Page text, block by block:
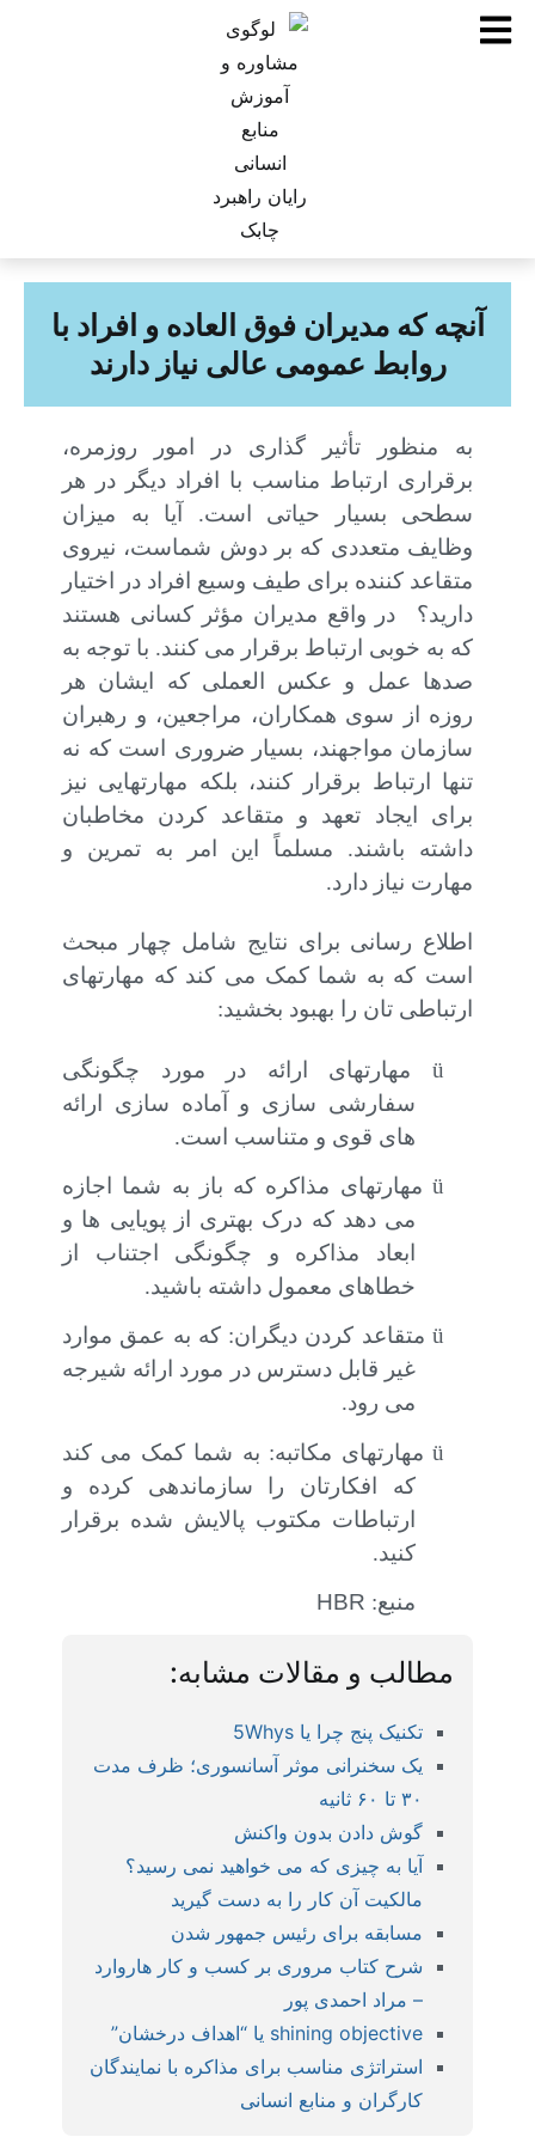
آنچه که مدیران فوق العاده و افراد با
روابط عمومی عالی نیاز دارند
به منظور تأثیر گذاری در امور روزمره،
برقراری ارتباط مناسب با افراد دیگر در هر
سطحی بسیار حیاتی است. آیا به میزان
وظایف متعددی که بر دوش شماست، نیروی
متقاعد کننده برای طیف وسیع افراد در اختیار
دارید؟
در واقع مدیران مؤثر کسانی هستند
که به خوبی ارتباط برقرار می کنند. با توجه به
صدها عمل و عکس العملی که ایشان هر
روزه از سوی همکاران، مراجعین، و رهبران
سازمان مواجهند، بسیار ضروری است که نه
تنها ارتباط برقرار کنند، بلکه مهارتهایی نیز
برای ایجاد تعهد و متقاعد کردن مخاطبان
داشته باشند. مسلماً این امر به تمرین و
مهارت نیاز دارد.
اطلاع رسانی برای نتایج شامل چهار مبحث
است که به شما کمک می کند که مهارتهای
ارتباطی تان را بهبود بخشید:
ü
مهارتهای ارائه در مورد چگونگی
سفارشی سازی و آماده سازی ارائه
های قوی و متناسب است.
ü مهارتهای مذاکره که باز به شما اجازه
می دهد که درک بهتری از پویایی ها و
ابعاد مذاکره و چگونگی اجتناب از
خطاهای معمول داشته باشید.
ü متقاعد کردن دیگران: که به عمق موارد
غیر قابل دسترس در مورد ارائه شیرجه
می رود.
ü مهارتهای مکاتبه: به شما کمک می کند
که افکارتان را سازماندهی کرده و
ارتباطات مکتوب پالایش شده برقرار
کنید.
منبع:
مطالب و مقالات مشابه:
تکنیک پنج چرا یا 5Whys
یک سخنرانی موثر آسانسوری؛ ظرف مدت
۳۰ تا ۶۰ ثانیه
گوش دادن بدون واکنش
آیا به چیزی که می خواهید نمی رسید؟
مالکیت آن کار را به دست گیرید
مسابقه برای رئیس جمهور شدن
شرح کتاب مروری بر کسب و کار هاروارد
– مراد احمدی پور
shining objective یا “اهداف درخشان”
استراتژی مناسب برای مذاکره با نمایندگان
کارگران و منابع انسانی